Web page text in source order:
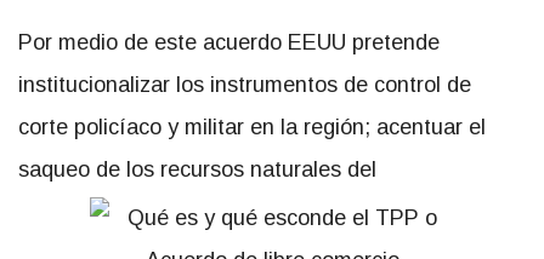
Por medio de este acuerdo EEUU pretende
institucionalizar los instrumentos de control de
corte policíaco y militar en la región; acentuar el
saqueo de los recursos naturales del